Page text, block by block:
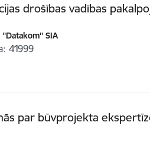
drošības vadības
''Datakom'' SIA
41999
par būvprojekta